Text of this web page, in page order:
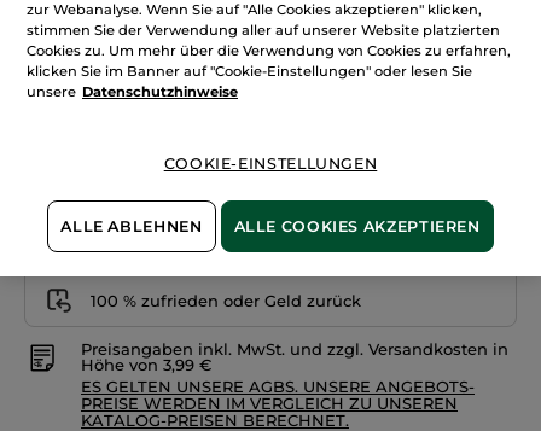
Kein
Beurteilungswert
für
Menge
100 % zufrieden oder Geld zurück
Preisangaben inkl. MwSt. und zzgl. Versandkosten in
Höhe von 3,99 €
ES GELTEN UNSERE AGBS. UNSERE ANGEBOTS-
PREISE WERDEN IM VERGLEICH ZU UNSEREN
KATALOG-PREISEN BERECHNET.
zur Webanalyse. Wenn Sie auf "Alle Cookies akzeptieren" klicken,
stimmen Sie der Verwendung aller auf unserer Website platzierten
Cookies zu. Um mehr über die Verwendung von Cookies zu erfahren,
klicken Sie im Banner auf "Cookie-Einstellungen" oder lesen Sie
unsere Datenschutzhinweise
COOKIE-EINSTELLUNGEN
ALLE ABLEHNEN ALLE COOKIES AKZEPTIEREN